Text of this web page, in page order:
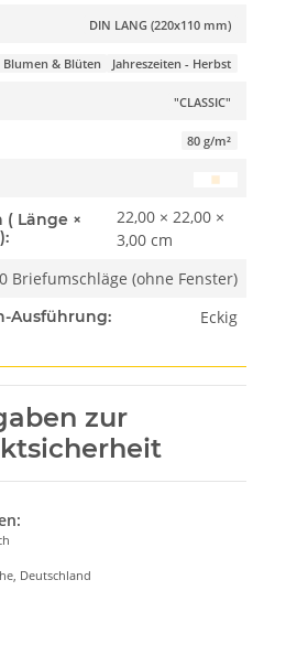
DIN LANG (220x110 mm)
Blumen & Blüten Jahreszeiten - Herbst
"CLASSIC"
80 g/m²
( Länge ×
22,00 × 22,00 ×
3,00 cm
Briefumschläge (ohne Fenster)
Ausführung: Eckig
zur
Deutschland